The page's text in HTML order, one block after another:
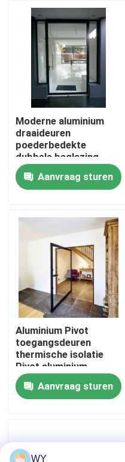
Huis
Producten
video's
Fabrieksreis
Kwaliteitscontrole
Contacteer ons
Verzoek om een Citaat
Aluminium
Moderne aluminium
draaideuren
poederbedekte
dubbele beglazing
maat aangepast
Aanvraag sturen
Aluminium Pivot
toegangsdeuren
thermische isolatie
Pivot aluminium
deuren
Aanvraag sturen
WY